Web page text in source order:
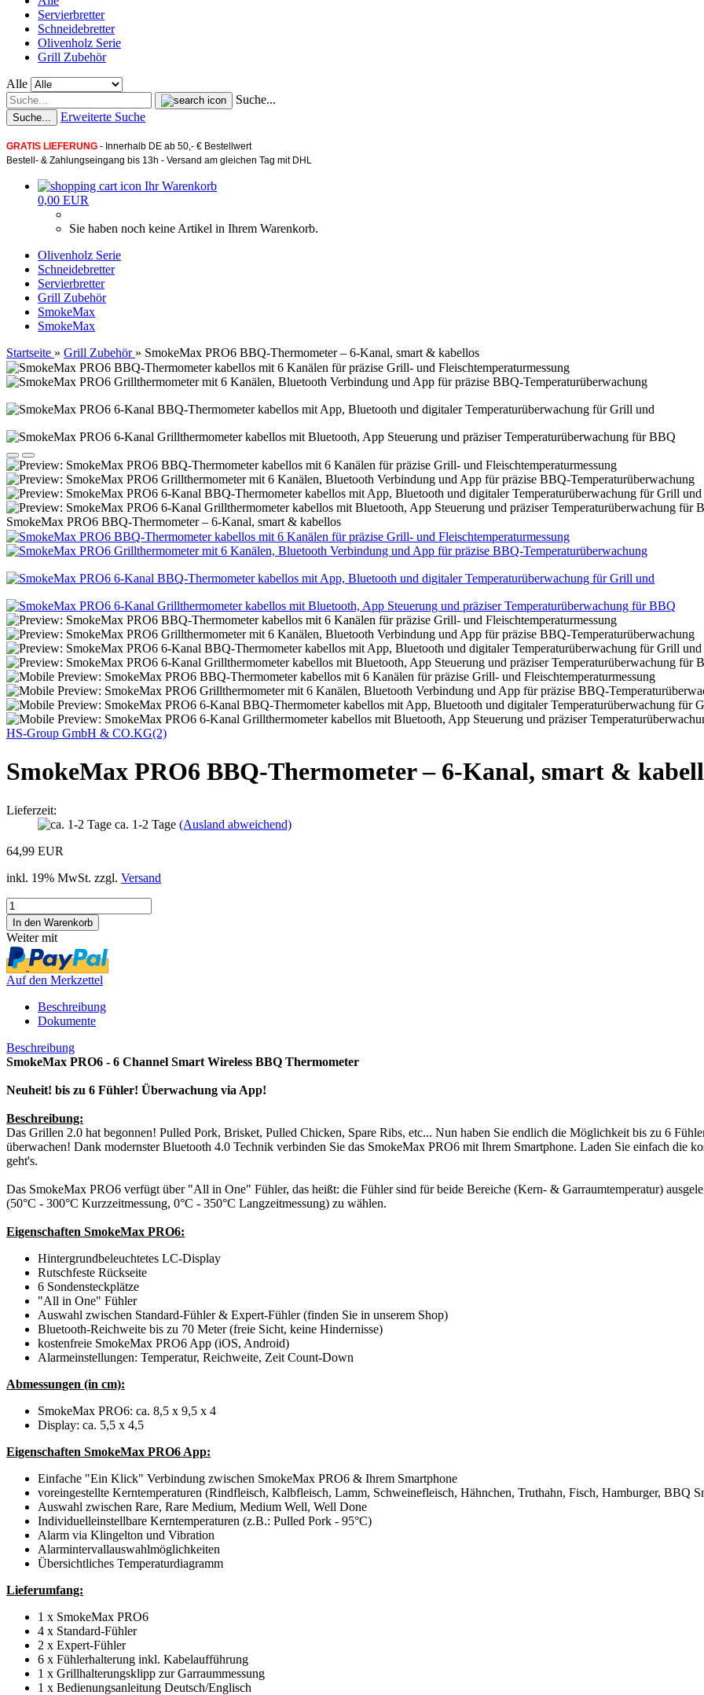
Servierbretter
Schneidebretter
Olivenholz Serie
Grill Zubehör
Alle
Suche...
Suche... Erweiterte Suche
GRATIS LIEFERUNG - Innerhalb DE ab 50,- € Bestellwert
Bestell- & Zahlungseingang bis 13h - Versand am gleichen Tag mitDHL
Ihr Warenkorb
0,00 EUR
Sie haben noch keine Artikel in Ihrem Warenkorb.
Olivenholz Serie
Schneidebretter
Servierbretter
Grill Zubehör
SmokeMax
SmokeMax
Startseite » Grill Zubehör » SmokeMax PRO6 BBQ-Thermometer – 6-Kanal, smart & kabellos
SmokeMax PRO6 BBQ-Thermometer – 6-Kanal, smart & kabellos
HS-Group GmbH & CO.KG(2)
SmokeMax PRO6 BBQ-Thermometer – 6-Kanal, smart &
Lieferzeit:
ca. 1-2 Tage (Ausland abweichend)
64,99 EUR
inkl. 19% MwSt. zzgl. Versand
Weiter mit
Auf den Merkzettel
Beschreibung
Dokumente
Beschreibung
SmokeMax PRO6 - 6 Channel Smart Wireless BBQ Thermometer
Neuheit! bis zu 6 Fühler! Überwachung via App!
Beschreibung:
Das Grillen 2.0 hat begonnen! Pulled Pork, Brisket, Pulled Chicken, Spare Ribs, etc... Nun haben Sie endlich die Möglichkeit bis zu 6
überwachen! Dank modernster Bluetooth 4.0 Technik verbinden Sie das SmokeMax PRO6 mit Ihrem Smartphone. Laden Sie einfach die
geht's.
Das SmokeMax PRO6 verfügt über "All in One" Fühler, das heißt: die Fühler sind für beide Bereiche (Kern- & Garraumtemperatur)
(50°C - 300°C Kurzzeitmessung, 0°C - 350°C Langzeitmessung) zu wählen.
Eigenschaften SmokeMax PRO6:
Hintergrundbeleuchtetes LC-Display
Rutschfeste Rückseite
6 Sondensteckplätze
"All in One" Fühler
Auswahl zwischen Standard-Fühler & Expert-Fühler (finden Sie in unserem Shop)
Bluetooth-Reichweite bis zu 70 Meter (freie Sicht, keine Hindernisse)
kostenfreie SmokeMax PRO6 App (iOS, Android)
Alarmeinstellungen: Temperatur, Reichweite, Zeit Count-Down
Abmessungen (in cm):
SmokeMax PRO6: ca. 8,5 x 9,5 x 4
Display: ca. 5,5 x 4,5
Eigenschaften SmokeMax PRO6 App:
Einfache "Ein Klick" Verbindung zwischen SmokeMax PRO6 & Ihrem Smartphone
voreingestellte Kerntemperaturen (Rindfleisch, Kalbfleisch, Lamm, Schweinefleisch, Hähnchen, Truthahn, Fisch, Hamburger, BBQ
Auswahl zwischen Rare, Rare Medium, Medium Well, Well Done
Individuelleinstellbare Kerntemperaturen (z.B.: Pulled Pork - 95°C)
Alarm via Klingelton und Vibration
Alarmintervallauswahlmöglichkeiten
Übersichtliches Temperaturdiagramm
Lieferumfang:
1 x SmokeMax PRO6
4 x Standard-Fühler
2 x Expert-Fühler
6 x Fühlerhalterung inkl. Kabelaufführung
1 x Grillhalterungsklipp zur Garraummessung
1 x Bedienungsanleitung Deutsch/Englisch